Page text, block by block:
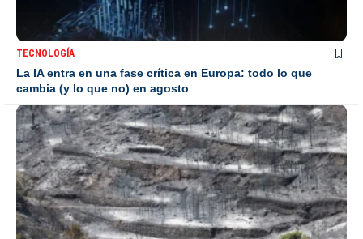
TECNOLOGÍA
La IA entra en una fase crítica en Europa: todo lo que
cambia (y lo que no) en agosto